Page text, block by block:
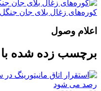
کوره‌های زغال بلای جان
اعلام وصول
برچسب زده شده با